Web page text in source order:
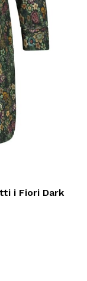
i Fiori Dark